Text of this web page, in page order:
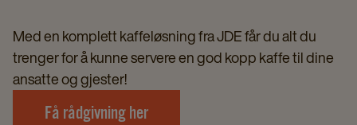
Med en komplett kaffeløsning fra JDE får du alt du
trenger for å kunne servere en god kopp kaffe til dine
ansatte og gjester!
Få rådgivning her